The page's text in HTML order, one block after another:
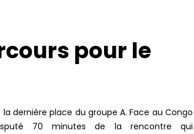
pour le
dernière place du groupe A. Face au Congo
70 minutes de la rencontre qui